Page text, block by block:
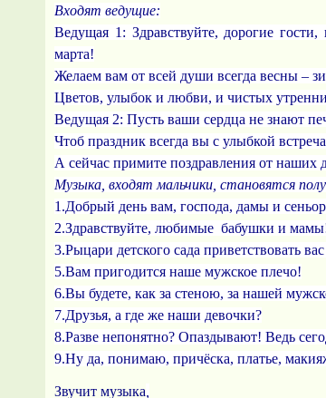
Входят ведущие:
Ведущая 1: Здравствуйте, дорогие
марта!
Желаем вам от всей души всегда весны –
Цветов, улыбок и любви, и чистых
Ведущая 2: Пусть ваши сердца не знают
Чтоб праздник всегда вы с улыбкой
А сейчас примите поздравления от наших
Музыка, входят мальчики, становятся
1.Добрый день вам, господа, дамы и
2.Здравствуйте, любимые бабушки и
3.Рыцари детского сада приветствовать
5.Вам пригодится наше мужское плечо!
6.Вы будете, как за стеною, за нашей
7.Друзья, а где же наши девочки?
8.Разве непонятно? Опаздывают! Ведь
9.Ну да, понимаю, причёска, платье,
Звучит музыка